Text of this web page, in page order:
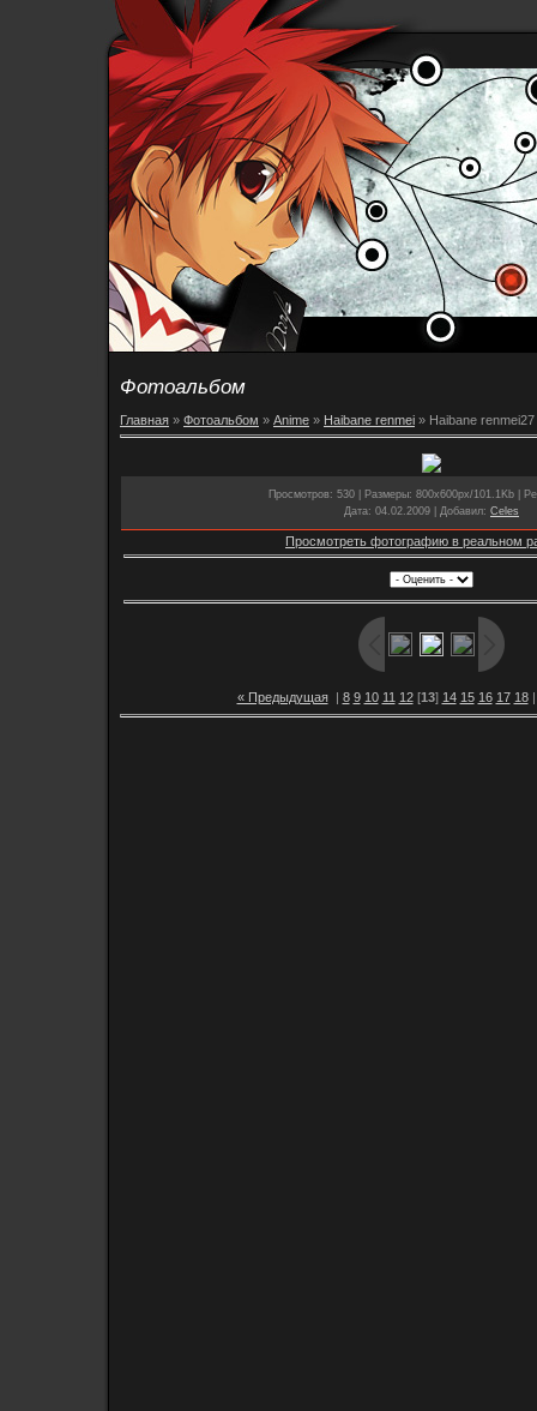
Фотоальбом
Главная » Фотоальбом » Anime » Haibane renmei » Haibane renmei27
Просмотров: 530 | Размеры: 800x600px/101.1Kb |
Дата: 04.02.2009 | Добавил: Celes
Просмотреть фотографию в реальном
« Предыдущая| 8 9 10 11 12[13] 14 15 16 17 18